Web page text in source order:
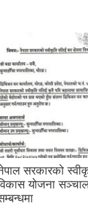
भूमिहिन दलित,
अव्यवस्थित